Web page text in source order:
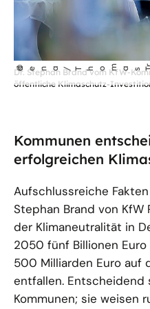
öffnet
Bild
Darstellung
©
dena/Tho m
as T r
ut s
che
Dr. Stephan Brand vom KfW-
öffentliche Klimaschutz-
Kommunen
erfolgreichen
Aufschlussreiche
Stephan Brand von KfW
der Klimaneutralität in
2050 fünf Billionen
500 Milliarden Euro auf
entfallen. Entscheidend
Kommunen; sie weisen